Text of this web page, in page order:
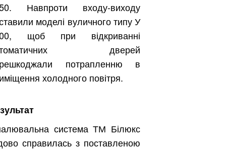
Навпроти входу-виходу
моделі вуличного типу У
щоб при відкриванні
дверей
потрапленню в
холодного повітря.
система ТМ Білюкс
справилась з поставленою